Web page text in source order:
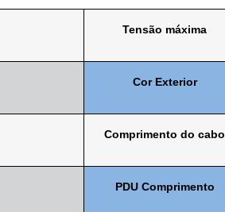
Tensão máxima
Cor Exterior
Comprimento do cabo
PDU Comprimento